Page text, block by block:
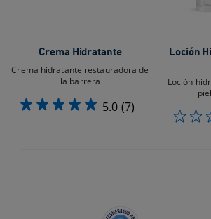
Crema Hidratante
Crema hidratante restauradora de
la barrera
5.0 (7)
Loción
Loción